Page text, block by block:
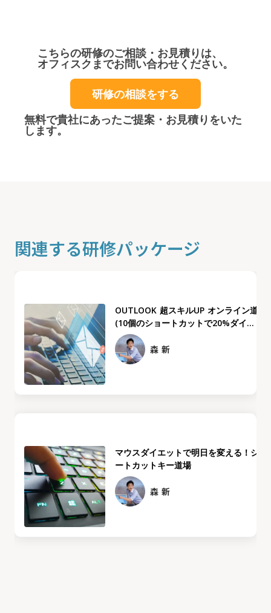
こちらの研修のご相談・お見積りは、
オフィスクまでお問い合わせください。
研修の相談をする
無料で貴社にあったご提案・お見積りをいた
します。
関連する研修パッケージ
OUTLOOK 超スキルUP オンライン道場
(10個のショートカットで20%ダイ...
森 新
マウスダイエットで明日を変える！ショ
ートカットキー道場
森 新